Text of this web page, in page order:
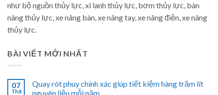
như bộ nguồn thủy lực, xi lanh thủy lực, bơm thủy lực, bàn
nâng thủy lực, xe nâng bàn, xe nâng tay, xe nâng điện, xe nâng
thủy lực.
BÀI VIẾT MỚI NHẤT
07
Th8
Quay rót phuy chính xác giúp tiết kiệm hàng trăm lít
nguyên liệu mỗi năm